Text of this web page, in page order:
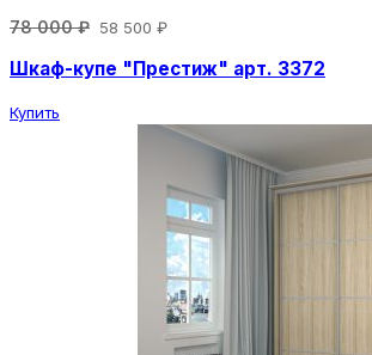
78 000 ₽ 58 500 ₽
Шкаф-купе "Престиж" арт. 3372
Купить